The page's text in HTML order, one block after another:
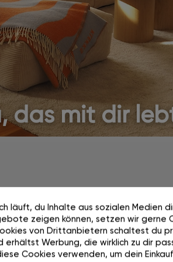
das mit dir
mit dir mit.
läuft, du Inhalte aus sozialen Medien
zeigen können, setzen wir gerne
von Drittanbietern schaltest du
erhältst Werbung, die wirklich zu dir
Cookies verwenden, um dein